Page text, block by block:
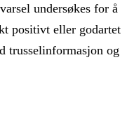
undersøkes for å
positivt eller godartet
trusselinformasjon og